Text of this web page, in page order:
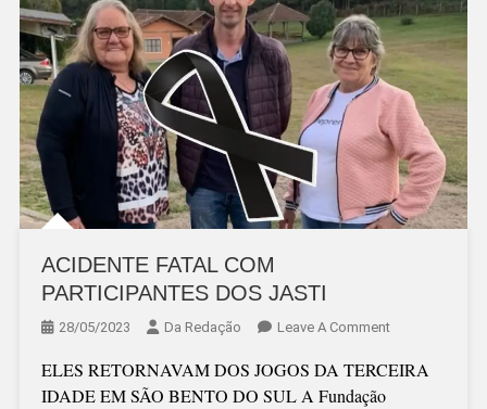
ACIDENTE FATAL COM
PARTICIPANTES DOS JASTI
28/05/2023 Da Redação Leave A CommentOn
FATAL
ELES RETORNAVAM DOS JOGOS DA TERCEIRA
IDADE EM SÃO BENTO DO SUL A Fundação